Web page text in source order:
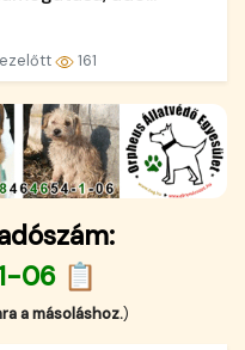
161
06 📋
a másoláshoz.)